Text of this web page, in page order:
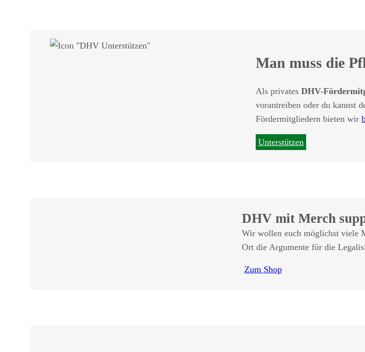
Man muss die
Als privatesDHV-
vorantreiben oder du kannst
Fördermitgliedern bieten wir
Unterstützen
DHV mit Merch
Wir wollen euch möglichst viele
Ort die Argumente für die
Zum Shop